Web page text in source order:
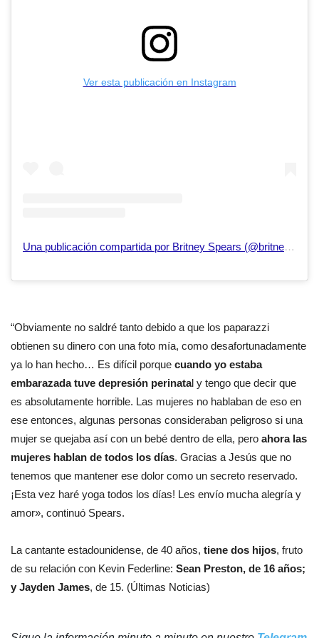
Ver esta publicación en Instagram
Una publicación compartida por Britney Spears (@britneyspears)
“Obviamente no saldré tanto debido a que los paparazzi
obtienen su dinero con una foto mía, como desafortunadamente
ya lo han hecho… Es difícil porque cuando yo estaba
embarazada tuve depresión perinatal y tengo que decir que
es absolutamente horrible. Las mujeres no hablaban de eso en
ese entonces, algunas personas consideraban peligroso si una
mujer se quejaba así con un bebé dentro de ella, pero ahora las
mujeres hablan de todos los días. Gracias a Jesús que no
tenemos que mantener ese dolor como un secreto reservado.
¡Esta vez haré yoga todos los días! Les envío mucha alegría y
amor», continuó Spears.
La cantante estadounidense, de 40 años, tiene dos hijos, fruto
de su relación con Kevin Federline: Sean Preston, de 16 años;
y Jayden James, de 15. (Últimas Noticias)